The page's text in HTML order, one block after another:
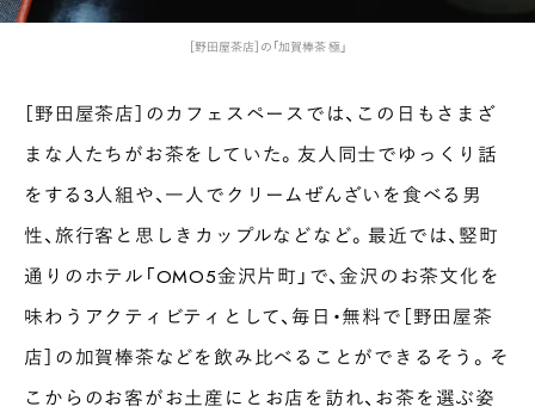
［野田屋茶店］の「加賀棒茶 極」
［野田屋茶店］のカフェスペースでは、この日もさまざ
まな人たちがお茶をしていた。友人同士でゆっくり話
をする3人組や、一人でクリームぜんざいを食べる男
性、旅行客と思しきカップルなどなど。最近では、竪町
通りのホテル「OMO5金沢片町」で、金沢のお茶文化を
味わうアクティビティとして、毎日・無料で［野田屋茶
店］の加賀棒茶などを飲み比べることができるそう。そ
こからのお客がお土産にとお店を訪れ、お茶を選ぶ姿